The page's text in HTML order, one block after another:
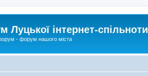
Луцької інтернет-спільноти
- форум нашого міста